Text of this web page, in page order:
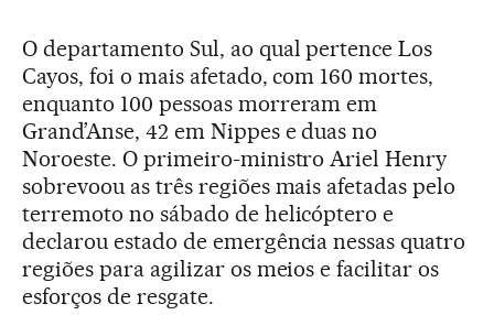
O departamento Sul, ao qual pertence Los
Cayos, foi o mais afetado, com 160 mortes,
enquanto 100 pessoas morreram em
Grand’Anse, 42 em Nippes e duas no
Noroeste. O primeiro-ministro Ariel Henry
sobrevoou as três regiões mais afetadas pelo
terremoto no sábado de helicóptero e
declarou estado de emergência nessas quatro
regiões para agilizar os meios e facilitar os
esforços de resgate.